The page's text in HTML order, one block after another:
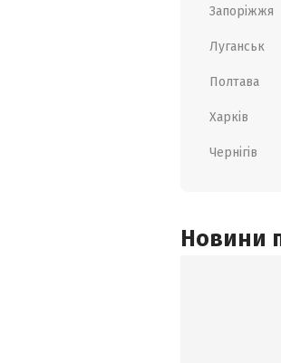
Запоріжжя
Луганськ
Полтава
Харків
Чернігів
Новини